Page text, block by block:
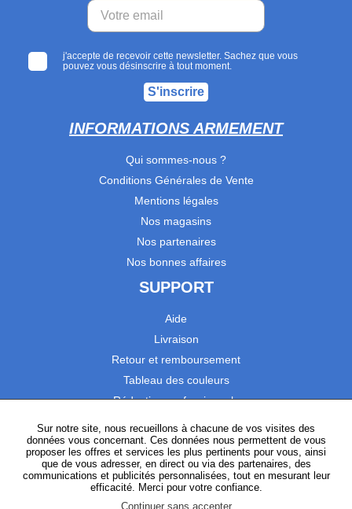
j'accepte de recevoir cette newsletter. Sachez que vous
pouvez vous désinscrire à tout moment.
S'inscrire
INFORMATIONS ARMEMENT
Qui sommes-nous ?
Conditions Générales de Vente
Mentions légales
Nos magasins
Nos partenaires
Nos bonnes affaires
SUPPORT
Aide
Livraison
Retour et remboursement
Tableau des couleurs
Réduction professionnels
Catalogues
Satisfaction Clients
SUIVEZ-NOUS
Sur notre site, nous recueillons à chacune de vos visites des
données vous concernant. Ces données nous permettent de vous
proposer les offres et services les plus pertinents pour vous, ainsi
que de vous adresser, en direct ou via des partenaires, des
communications et publicités personnalisées, tout en mesurant leur
efficacité. Merci pour votre confiance.
Continuer sans accepter